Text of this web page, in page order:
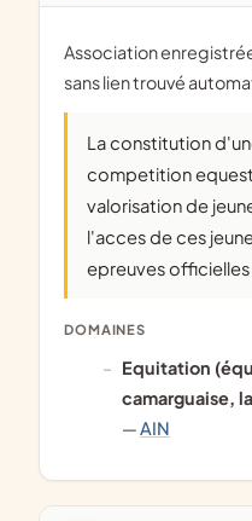
Association enregistrée dans l'ancien répertoire,
sans lien trouvé
La constitution d'une equipe de
competition
valorisation de
l'acces de ces
epreuves
DOMAINES
Equitation (équitation, hippisme, course
camarguaise,
—AIN